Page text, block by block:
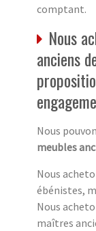
comptant.
Nous
anciens
Nous
meubles
Nous
ébénistes,
Nous
maîtres